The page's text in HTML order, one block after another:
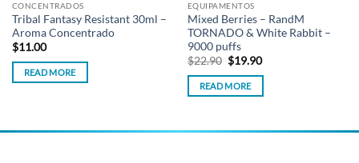
CONCENTRADOS
Tribal Fantasy Resistant 30ml –
Aroma Concentrado
$11.00
READ MORE
EQUIPAMENTOS
Mixed Berries – RandM
TORNADO & White Rabbit –
9000 puffs
$22.90 Original
price
was:
$22.90.
$19.90Current
is:
READ MORE